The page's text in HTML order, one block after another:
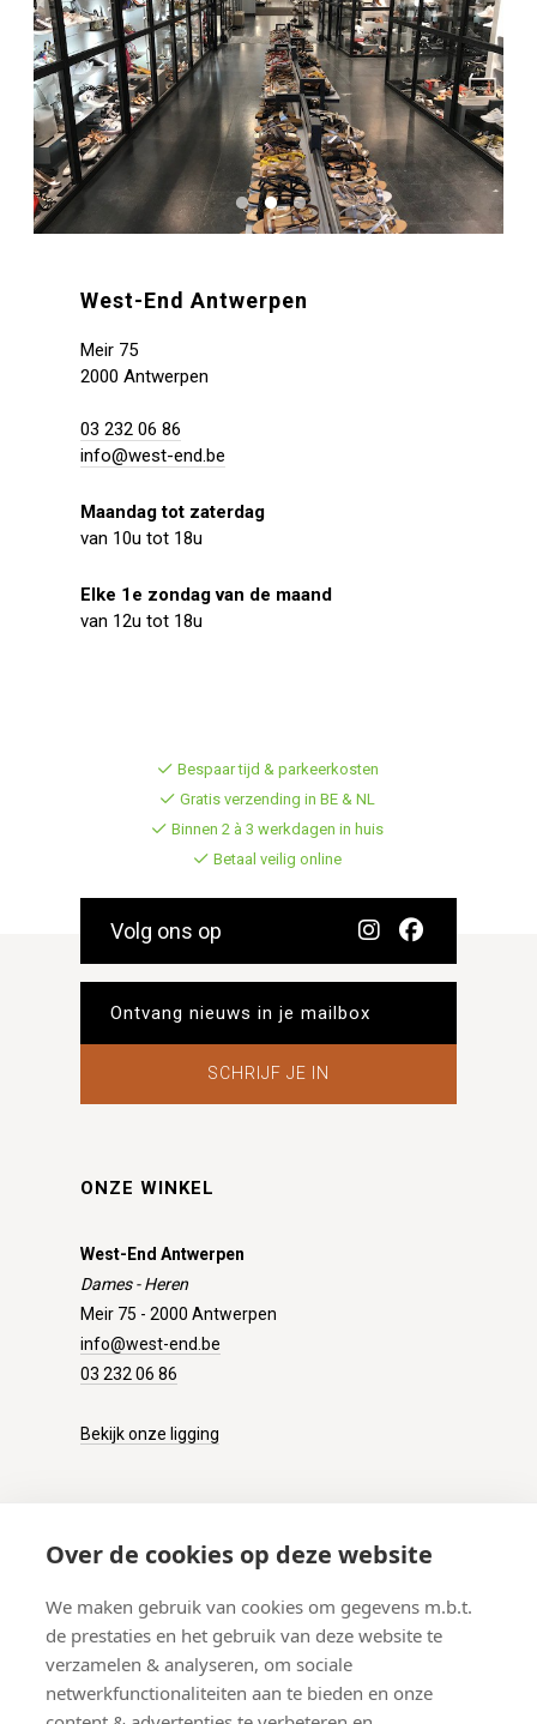
Over de cookies op deze website
We maken gebruik van cookies om gegevens m.b.t.
de prestaties en het gebruik van deze website te
verzamelen & analyseren, om sociale
netwerkfunctionaliteiten aan te bieden en onze
West-End Antwerpen
Meir 75
2000 Antwerpen
03 232 06 86
info@west-end.be
Maandag tot zaterdag
van 10u tot 18u
Elke 1e zondag van de maand
van 12u tot 18u
Bespaar tijd & parkeerkosten
Gratis verzending in BE & NL
Binnen 2 à 3 werkdagen in huis
Betaal veilig online
Volg ons op
SCHRIJF JE IN
ONZE WINKEL
West-End Antwerpen
Dames - Heren
Meir 75 - 2000 Antwerpen
info@west-end.be
03 232 06 86
Bekijk onze ligging
Verzenden
Retourneren
Betalen
Veelgestelde vragen